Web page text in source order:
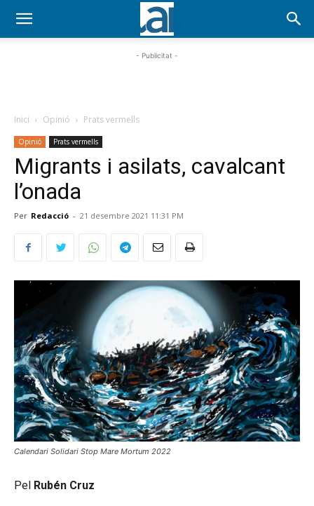
- Publicitat -
Inici Opinió Prats vermells
Opinió Prats vermells
Migrants i asilats, cavalcant
l’onada
Per Redacció - 21 desembre 2021 11:31 PM
Calendari Solidari Stop Mare Mortum 2022
Pel Rubén Cruz